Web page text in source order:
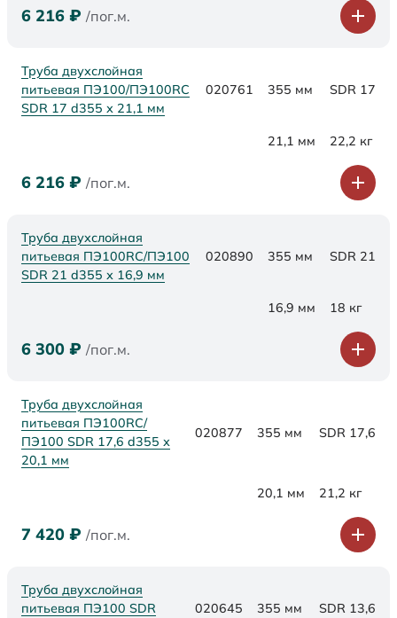
6 216 ₽ /пог.м.
Труба двухслойная
питьевая ПЭ100/ПЭ100RC
SDR 17 d355 х 21,1 мм
020761 355 мм SDR 17
21,1 мм 22,2 кг
6 216 ₽ /пог.м.
Труба двухслойная
питьевая ПЭ100RC/ПЭ100
SDR 21 d355 х 16,9 мм
020890 355 мм SDR 21
16,9 мм 18 кг
6 300 ₽ /пог.м.
Труба двухслойная
питьевая ПЭ100RC/
ПЭ100 SDR 17,6 d355 х
20,1 мм
020877 355 мм SDR 17,6
20,1 мм 21,2 кг
7 420 ₽ /пог.м.
Труба двухслойная
питьевая ПЭ100 SDR
020645 355 мм SDR 13,6